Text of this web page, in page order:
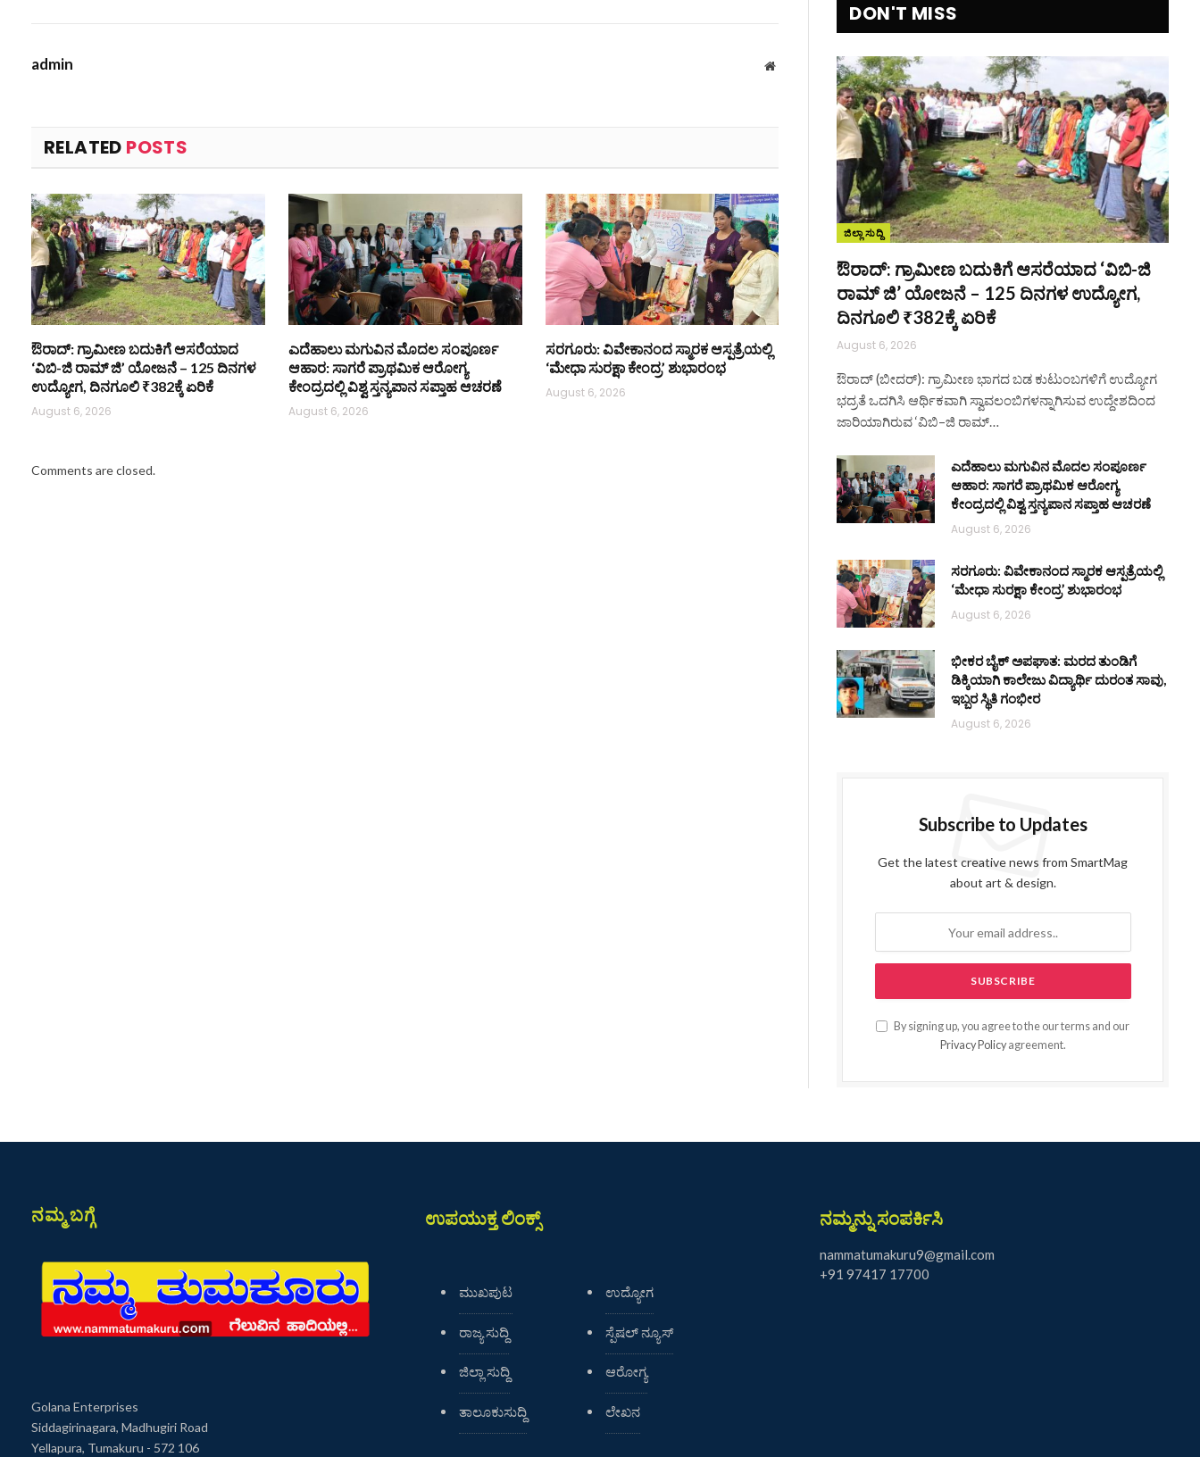
admin Website
RELATED POSTS
ಔರಾದ್: ಗ್ರಾಮೀಣ ಬದುಕಿಗೆ ಆಸರೆಯಾದ
‘ವಿಬಿ-ಜಿ ರಾಮ್ ಜಿ’ ಯೋಜನೆ – 125 ದಿನಗಳ
ಉದ್ಯೋಗ, ದಿನಗೂಲಿ ₹382ಕ್ಕೆ ಏರಿಕೆ
August 6, 2026
ಎದೆಹಾಲು ಮಗುವಿನ ಮೊದಲ ಸಂಪೂರ್ಣ
ಆಹಾರ: ಸಾಗರೆ ಪ್ರಾಥಮಿಕ ಆರೋಗ್ಯ
ಕೇಂದ್ರದಲ್ಲಿ ವಿಶ್ವ ಸ್ತನ್ಯಪಾನ ಸಪ್ತಾಹ ಆಚರಣೆ
August 6, 2026
ಸರಗೂರು: ವಿವೇಕಾನಂದ ಸ್ಮಾರಕ ಆಸ್ಪತ್ರೆಯಲ್ಲಿ
‘ಮೇಧಾ ಸುರಕ್ಷಾ ಕೇಂದ್ರ’ ಶುಭಾರಂಭ
August 6, 2026
Comments are closed.
DON'T MISS
ಜಿಲ್ಲಾ ಸುದ್ದಿ
ಔರಾದ್: ಗ್ರಾಮೀಣ ಬದುಕಿಗೆ ಆಸರೆಯಾದ ‘ವಿಬಿ-ಜಿ
ರಾಮ್ ಜಿ’ ಯೋಜನೆ – 125 ದಿನಗಳ ಉದ್ಯೋಗ,
ದಿನಗೂಲಿ ₹382ಕ್ಕೆ ಏರಿಕೆ
August 6, 2026
ಔರಾದ್ (ಬೀದರ್): ಗ್ರಾಮೀಣ ಭಾಗದ ಬಡ ಕುಟುಂಬಗಳಿಗೆ ಉದ್ಯೋಗ
ಭದ್ರತೆ ಒದಗಿಸಿ ಆರ್ಥಿಕವಾಗಿ ಸ್ವಾವಲಂಬಿಗಳನ್ನಾಗಿಸುವ ಉದ್ದೇಶದಿಂದ
ಜಾರಿಯಾಗಿರುವ ‘ವಿಬಿ–ಜಿ ರಾಮ್…
ಎದೆಹಾಲು ಮಗುವಿನ ಮೊದಲ ಸಂಪೂರ್ಣ
ಆಹಾರ: ಸಾಗರೆ ಪ್ರಾಥಮಿಕ ಆರೋಗ್ಯ
ಕೇಂದ್ರದಲ್ಲಿ ವಿಶ್ವ ಸ್ತನ್ಯಪಾನ ಸಪ್ತಾಹ ಆಚರಣೆ
August 6, 2026
ಸರಗೂರು: ವಿವೇಕಾನಂದ ಸ್ಮಾರಕ ಆಸ್ಪತ್ರೆಯಲ್ಲಿ
‘ಮೇಧಾ ಸುರಕ್ಷಾ ಕೇಂದ್ರ’ ಶುಭಾರಂಭ
August 6, 2026
ಭೀಕರ ಬೈಕ್ ಅಪಘಾತ: ಮರದ ತುಂಡಿಗೆ
ಡಿಕ್ಕಿಯಾಗಿ ಕಾಲೇಜು ವಿದ್ಯಾರ್ಥಿ ದುರಂತ ಸಾವು,
ಇಬ್ಬರ ಸ್ಥಿತಿ ಗಂಭೀರ
August 6, 2026
Subscribe to Updates
Get the latest creative news from SmartMag
about art & design.
By signing up, you agree to the our terms and our
Privacy Policyagreement.
ನಮ್ಮ ಬಗ್ಗೆ
Golana Enterprises
Siddagirinagara, Madhugiri Road
Yellapura, Tumakuru - 572 106
ಉಪಯುಕ್ತ ಲಿಂಕ್ಸ್
ಮುಖಪುಟ
ರಾಜ್ಯ ಸುದ್ದಿ
ಜಿಲ್ಲಾ ಸುದ್ದಿ
ತಾಲೂಕುಸುದ್ದಿ
ಉದ್ಯೋಗ
ಸ್ಪೆಷಲ್ ನ್ಯೂಸ್
ಆರೋಗ್ಯ
ಲೇಖನ
ನಮ್ಮನ್ನು ಸಂಪರ್ಕಿಸಿ
nammatumakuru9@gmail.com
+91 97417 17700